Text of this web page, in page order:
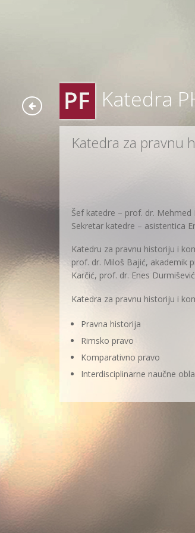
Katedra
Katedra za pravnu
Šef katedre – prof. dr.
Sekretar katedre – asistentica
Katedru za pravnu historiju i
prof. dr. Miloš Bajić, akademik
Karčić, prof. dr. Enes
Katedra za pravnu historiju i
Pravna historija
Rimsko pravo
Komparativno pravo
Interdisciplinarne naučne